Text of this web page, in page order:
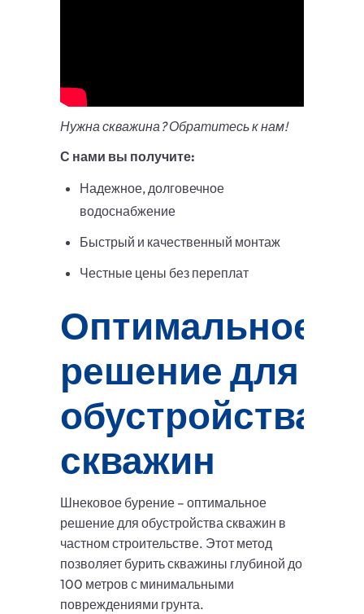
Нужна скважина? Обратитесь к нам!
С нами вы получите:
Надежное, долговечное
водоснабжение
Быстрый и качественный монтаж
Честные цены без переплат
Оптимальное
решение для
обустройства
скважин
Шнековое бурение – оптимальное
решение для обустройства скважин в
частном строительстве. Этот метод
позволяет бурить скважины глубиной до
100 метров с минимальными
повреждениями грунта.